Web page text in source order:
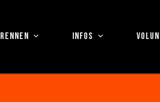
RENNEN INFOS